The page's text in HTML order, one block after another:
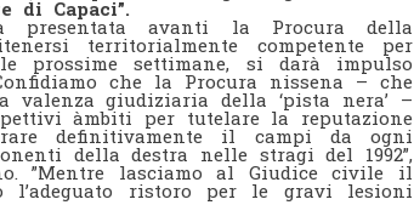
di Capaci”.
presentata avanti la Procura della
territorialmente competente per
prossime settimane, si darà impulso
che la Procura nissena – che
valenza giudiziaria della ‘pista nera’ –
àmbiti per tutelare la reputazione
definitivamente il campi da ogni
della destra nelle stragi del 1992”,
”Mentre lasciamo al Giudice civile il
l’adeguato ristoro per le gravi lesioni